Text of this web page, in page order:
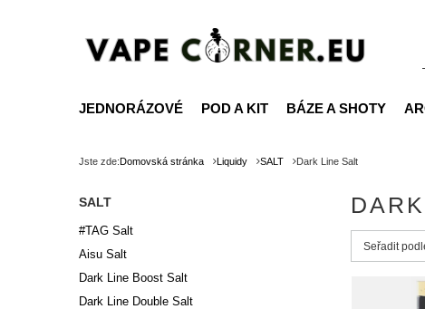
JEDNORÁZOVÉ POD A KIT BÁZE A SHOTY
Jste zde:Domovská stránka Liquidy SALT Dark Line Salt
SALT
#TAG Salt
Aisu Salt
Dark Line Boost Salt
Dark Line Double Salt
Zmień
Seřadit